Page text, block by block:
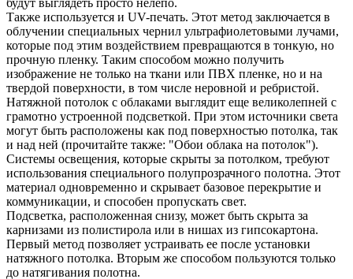
Также используется и UV-печать. Этот метод заключается в
облучении специальных чернил ультрафиолетовыми лучами,
которые под этим воздействием превращаются в тонкую, но
прочную пленку. Таким способом можно получить
изображение не только на ткани или ПВХ пленке, но и на
твердой поверхности, в том числе неровной и ребристой.
Натяжной потолок с облаками выглядит еще великолепней с
грамотно устроенной подсветкой. При этом источники света
могут быть расположены как под поверхностью потолка, так
и над ней (прочитайте также: "Обои облака на потолок").
Системы освещения, которые скрыты за потолком, требуют
использования специального полупрозрачного полотна. Этот
материал одновременно и скрывает базовое перекрытие и
коммуникации, и способен пропускать свет.
Подсветка, расположенная снизу, может быть скрыта за
карнизами из полистирола или в нишах из гипсокартона.
Первый метод позволяет устраивать ее после установки
натяжного потолка. Вторым же способом пользуются только
до натягивания полотна.